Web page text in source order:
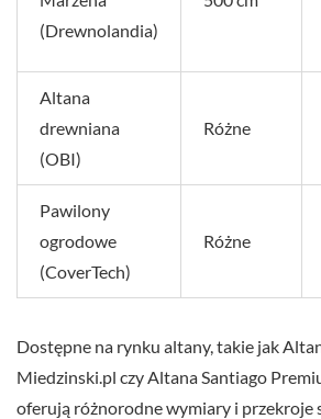
(Drewnolandia)
Altana
drewniana
(OBI)
Różne
Pawilony
ogrodowe
(CoverTech)
Różne
Dostępne na rynku altany, takie jak
Miedzinski.pl czy Altana Santiago
oferują różnorodne wymiary i przekroje